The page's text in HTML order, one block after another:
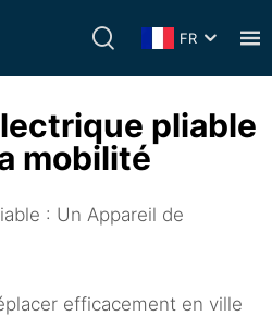
FR
pliable
mobilité
: Un Appareil de
efficacement en ville